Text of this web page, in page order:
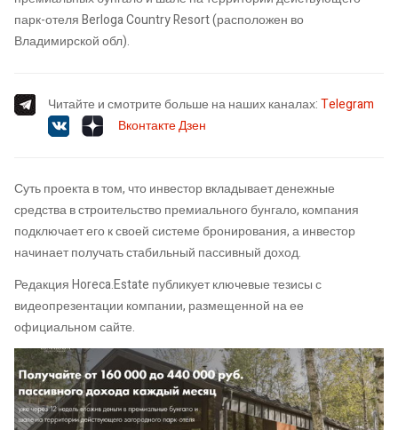
парк-отеля Berloga Country Resort (расположен во
Владимирской обл).
Читайте и смотрите больше на наших каналах:Telegram
ВконтактеДзен
Суть проекта в том, что инвестор вкладывает денежные
средства в строительство премиального бунгало, компания
подключает его к своей системе бронирования, а инвестор
начинает получать стабильный пассивный доход.
Редакция Horeca.Estate публикует ключевые тезисы с
видеопрезентации компании, размещенной на ее
официальном сайте.